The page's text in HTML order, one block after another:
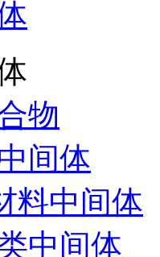
物
间体
料中间体
中间体